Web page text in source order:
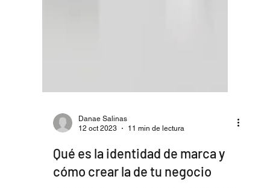
12 oct 2023
11 min de lectura
Qué es la identidad de marca y